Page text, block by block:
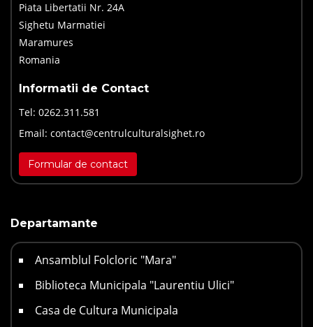
Piata Libertatii Nr. 24A
Sighetu Marmatiei
Maramures
Romania
Informatii de Contact
Tel: 0262.311.581
Email: contact@centrulculturalsighet.ro
Formular de contact
Departamante
Ansamblul Folcloric "Mara"
Biblioteca Municipala "Laurentiu Ulici"
Casa de Cultura Municipala